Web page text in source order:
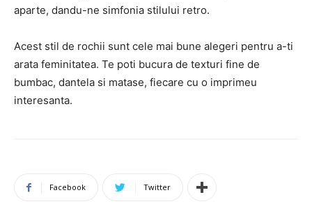
aparte, dandu-ne simfonia stilului retro.
Acest stil de rochii sunt cele mai bune alegeri pentru a-ti
arata feminitatea. Te poti bucura de texturi fine de
bumbac, dantela si matase, fiecare cu o imprimeu
interesanta.
Facebook Twitter